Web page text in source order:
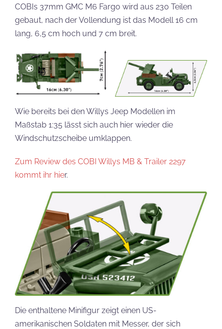
COBIs 37mm GMC M6 Fargo wird aus 230 Teilen
gebaut, nach der Vollendung ist das Modell 16 cm
lang, 6,5 cm hoch und 7 cm breit.
Wie bereits bei den Willys Jeep Modellen im
Maßstab 1:35 lässt sich auch hier wieder die
Windschutzscheibe umklappen.
Zum Review des COBI Willys MB & Trailer 2297
kommt ihr hier.
Die enthaltene Minifigur zeigt einen US-
amerikanischen Soldaten mit Messer, der sich